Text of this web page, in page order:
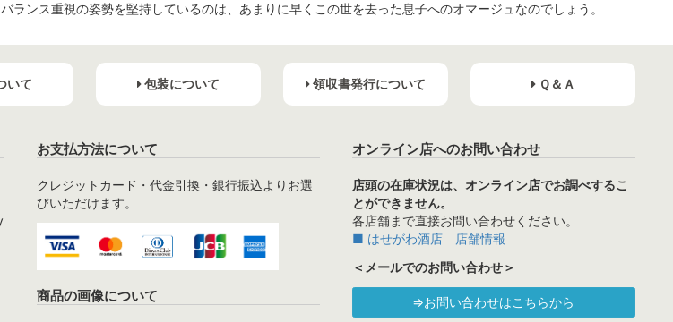
ランス重視の姿勢を堅持しているのは、あまりに早くこの世を去った息子へのオマージュなのでしょう。
いて 包装について 領収書発行について Ｑ＆Ａ
お支払方法について
クレジットカード・代金引換・銀行振込よりお選
びいただけます。
商品の画像について
オンライン店へのお問い合わせ
店頭の在庫状況は、オンライン店でお調べするこ
とができません。
各店舗まで直接お問い合わせください。
■ はせがわ酒店 店舗情報
＜メールでのお問い合わせ＞
⇒お問い合わせはこちらから